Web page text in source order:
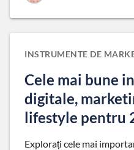
INSTRUMENTE DE
Cele mai bune
digitale,
lifestyle pentru
Explorați cele mai